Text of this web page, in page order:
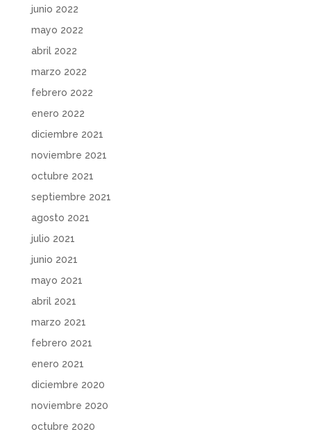
junio 2022
mayo 2022
abril 2022
marzo 2022
febrero 2022
enero 2022
diciembre 2021
noviembre 2021
octubre 2021
septiembre 2021
agosto 2021
julio 2021
junio 2021
mayo 2021
abril 2021
marzo 2021
febrero 2021
enero 2021
diciembre 2020
noviembre 2020
octubre 2020